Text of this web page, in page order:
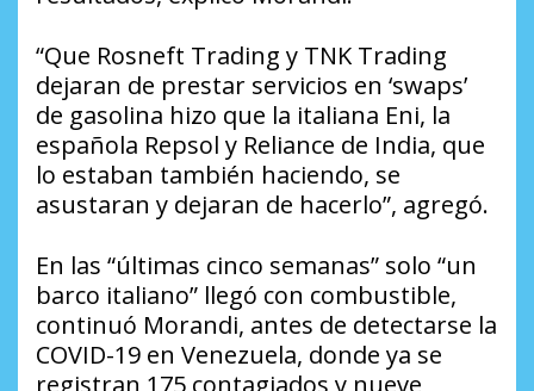
“Que Rosneft Trading y TNK Trading
dejaran de prestar servicios en ‘swaps’
de gasolina hizo que la italiana Eni, la
española Repsol y Reliance de India, que
lo estaban también haciendo, se
asustaran y dejaran de hacerlo”, agregó.
En las “últimas cinco semanas” solo “un
barco italiano” llegó con combustible,
continuó Morandi, antes de detectarse la
COVID-19 en Venezuela, donde ya se
registran 175 contagiados y nueve